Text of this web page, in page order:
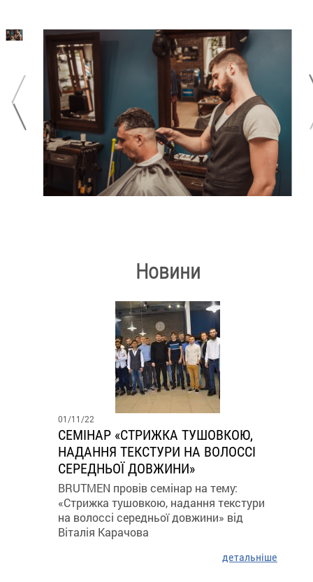
Новини
01/11/22
СЕМІНАР «СТРИЖКА ТУШОВКОЮ,
НАДАННЯ ТЕКСТУРИ НА ВОЛОССІ
СЕРЕДНЬОЇ ДОВЖИНИ»
BRUTMEN провів семінар на тему:
«Стрижка тушовкою, надання текстури
на волоссі середньої довжини» від
Віталія Карачова
детальніше